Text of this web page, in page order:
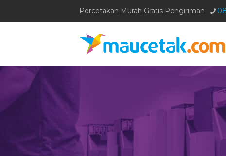
Percetakan Murah Gratis Pengiriman